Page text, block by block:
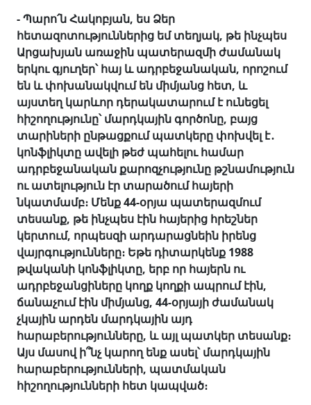
- Պարո՛ն Հակոբյան, ես Ձեր
հետազոտություններից եմ տեղյակ, թե ինչպես
Արցախյան առաջին պատերազմի ժամանակ
երկու գյուղեր՝ հայ և ադրբեջանական, որոշում
են և փոխանակվում են միմյանց հետ, և
այստեղ կարևոր դերակատարում է ունեցել
հիշողությունը՝ մարդկային գործոնը, բայց
տարիների ընթացքում պատկերը փոխվել է․
կոնֆլիկտը ավելի թեժ պահելու համար
ադրբեջանական քարոզչությունը թշնամություն
ու ատելություն էր տարածում հայերի
նկատմամբ։ Մենք 44-օրյա պատերազմում
տեսանք, թե ինչպես էին հայերից հրեշներ
կերտում, որպեսզի արդարացնեին իրենց
վայրգությունները։ Եթե դիտարկենք 1988
թվականի կոնֆլիկտը, երբ որ հայերն ու
ադրբեջանցիները կողք կողքի ապրում էին,
ճանաչում էին միմյանց, 44-օրյայի ժամանակ
չկային արդեն մարդկային այդ
հարաբերությունները, և այլ պատկեր տեսանք։
Այս մասով ի՞նչ կարող ենք ասել՝ մարդկային
հարաբերությունների, պատմական
հիշողությունների հետ կապված։